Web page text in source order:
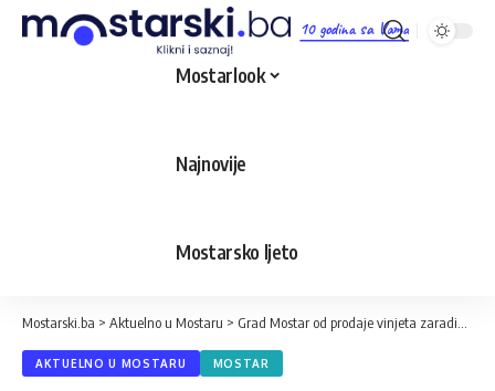
10 godina sa Vama
Mostarlook
Najnovije
Mostarsko ljeto
Mostarski.ba > Aktuelno u Mostaru > Grad Mostar od prodaje vinjeta zaradio 1.5 miliona KM
AKTUELNO U MOSTARU MOSTAR